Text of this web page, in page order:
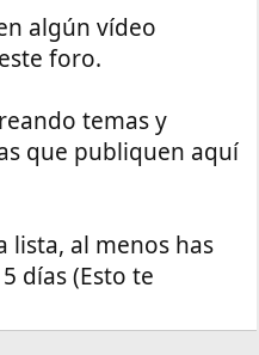
algún vídeo
foro.
temas y
que publiquen aquí
lista, al menos has
días (Esto te